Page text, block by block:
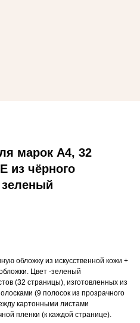
марок A4, 32
из чёрного
зеленый
обложку из искусственной кожи +
Цвет -зеленый
(32 страницы), изготовленных из
(9 полосок из прозрачного
картонными листами
пленки (к каждой странице).